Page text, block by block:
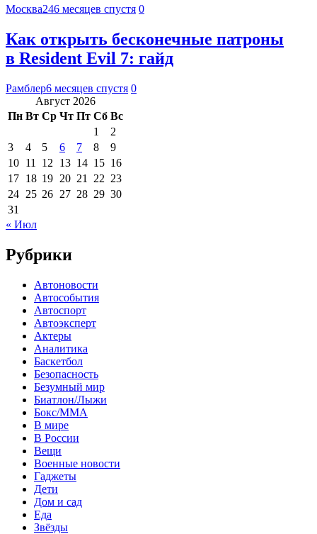
Москва246 месяцев спустя 0
Как открыть бесконечные патроны
в Resident Evil 7: гайд
Рамблер6 месяцев спустя 0
Август 2026
Пн Вт Ср Чт Пт Сб Вс
1
2
3
4 5 6 7 8
9
10 11 12 13 14 15 16
17 18 19 20 21 22 23
24 25 26 27 28 29 30
31
« Июл
Рубрики
Автоновости
Автособытия
Автоспорт
Автоэксперт
Актеры
Аналитика
Баскетбол
Безопасность
Безумный мир
Биатлон/Лыжи
Бокс/MMA
В мире
В России
Вещи
Военные новости
Гаджеты
Дети
Дом и сад
Еда
Звёзды